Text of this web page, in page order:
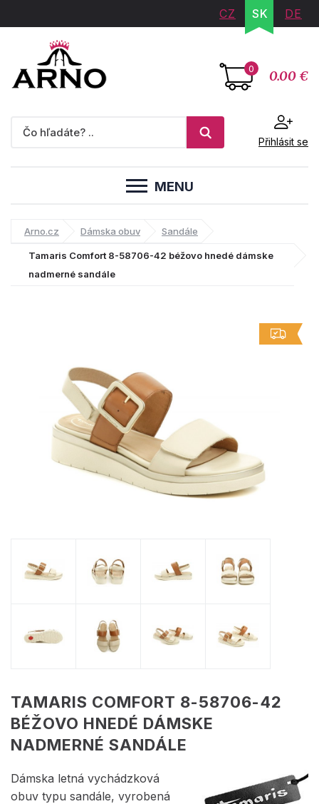
CZ SK DE
0 0.00 €
Přihlásit se
MENU
Arno.cz Dámska obuv Sandále
Tamaris Comfort 8-58706-42 béžovo hnedé dámske
nadmerné sandále
TAMARIS COMFORT 8-58706-42
BÉŽOVO HNEDÉ DÁMSKE
NADMERNÉ SANDÁLE
Dámska letná vychádzková
obuv typu sandále, vyrobená